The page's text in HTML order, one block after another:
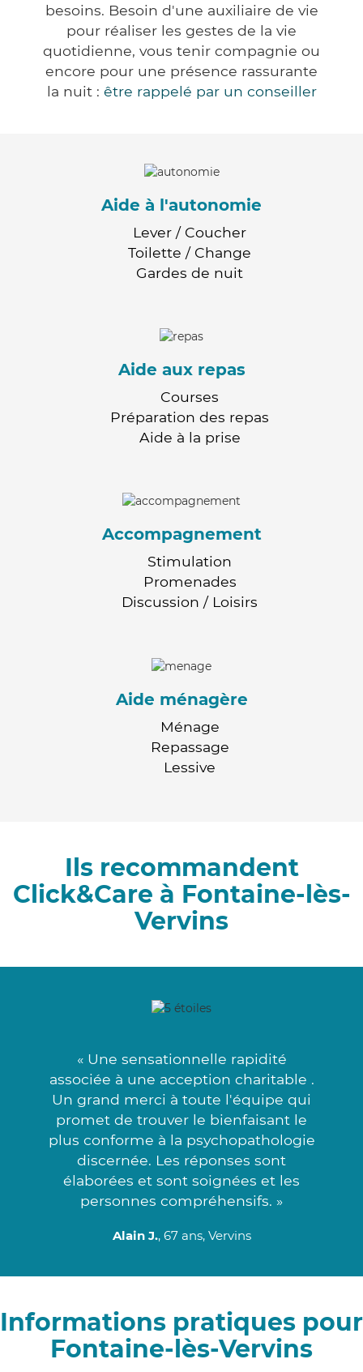
besoins. Besoin d'une auxiliaire de vie
pour réaliser les gestes de la vie
quotidienne, vous tenir compagnie ou
encore pour une présence rassurante
la nuit : être rappelé par un conseiller
Aide à l'autonomie
Lever / Coucher
Toilette / Change
Gardes de nuit
Aide aux repas
Courses
Préparation des repas
Aide à la prise
Accompagnement
Stimulation
Promenades
Discussion / Loisirs
Aide ménagère
Ménage
Repassage
Lessive
Ils recommandent
Click&Care à Fontaine-lès-
Vervins
« Une sensationnelle rapidité
associée à une acception charitable .
Un grand merci à toute l'équipe qui
promet de trouver le bienfaisant le
plus conforme à la psychopathologie
discernée. Les réponses sont
élaborées et sont soignées et les
personnes compréhensifs. »
Alain J., 67 ans, Vervins
Informations pratiques pour
Fontaine-lès-Vervins